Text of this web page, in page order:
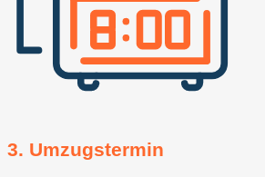
3. Umzugstermin